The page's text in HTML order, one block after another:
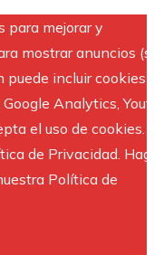
para mejorar y
mostrar anuncios
incluir cookies
Analytics,
el uso de cookies.
de Privacidad.
Política de